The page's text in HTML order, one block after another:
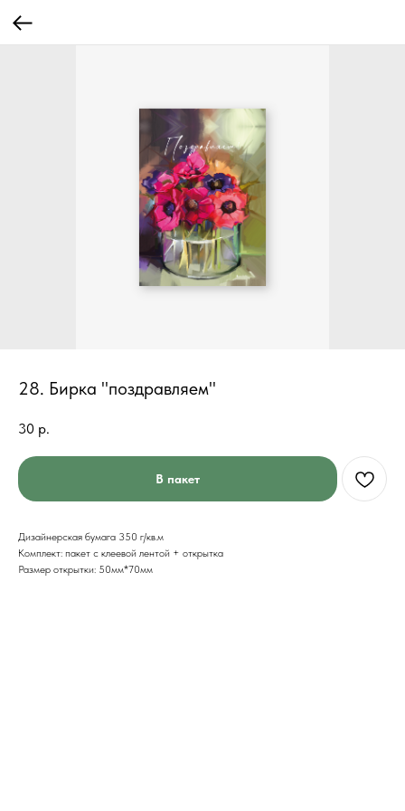
28. Бирка "поздравляем"
30 р.
В пакет
Дизайнерская бумага 350 г/кв.м
Комплект: пакет с клеевой лентой + открытка
Размер открытки: 50мм*70мм